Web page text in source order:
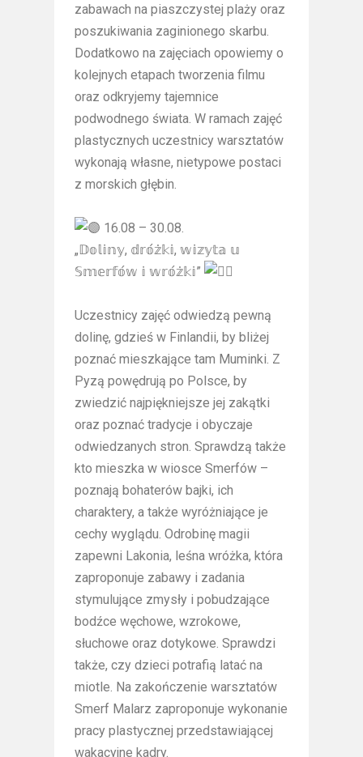
zabawach na piaszczystej plaży oraz
poszukiwania zaginionego skarbu.
Dodatkowo na zajęciach opowiemy o
kolejnych etapach tworzenia filmu
oraz odkryjemy tajemnice
podwodnego świata. W ramach zajęć
plastycznych uczestnicy warsztatów
wykonają własne, nietypowe postaci
z morskich głębin.
16.08 – 30.08.
„𝔻𝕠𝕝𝕚𝕟𝕪, 𝕕𝕣𝕠́𝕫̇𝕜𝕚, 𝕨𝕚𝕫𝕪𝕥𝕒 𝕦
𝕊𝕞𝕖𝕣𝕗𝕠́𝕨 𝕚 𝕨𝕣𝕠́𝕫̇𝕜𝕚”
Uczestnicy zajęć odwiedzą pewną
dolinę, gdzieś w Finlandii, by bliżej
poznać mieszkające tam Muminki. Z
Pyzą powędrują po Polsce, by
zwiedzić najpiękniejsze jej zakątki
oraz poznać tradycje i obyczaje
odwiedzanych stron. Sprawdzą także
kto mieszka w wiosce Smerfów –
poznają bohaterów bajki, ich
charaktery, a także wyróżniające je
cechy wyglądu. Odrobinę magii
zapewni Lakonia, leśna wróżka, która
zaproponuje zabawy i zadania
stymulujące zmysły i pobudzające
bodźce węchowe, wzrokowe,
słuchowe oraz dotykowe. Sprawdzi
także, czy dzieci potrafią latać na
miotle. Na zakończenie warsztatów
Smerf Malarz zaproponuje wykonanie
pracy plastycznej przedstawiającej
wakacyjne kadry.